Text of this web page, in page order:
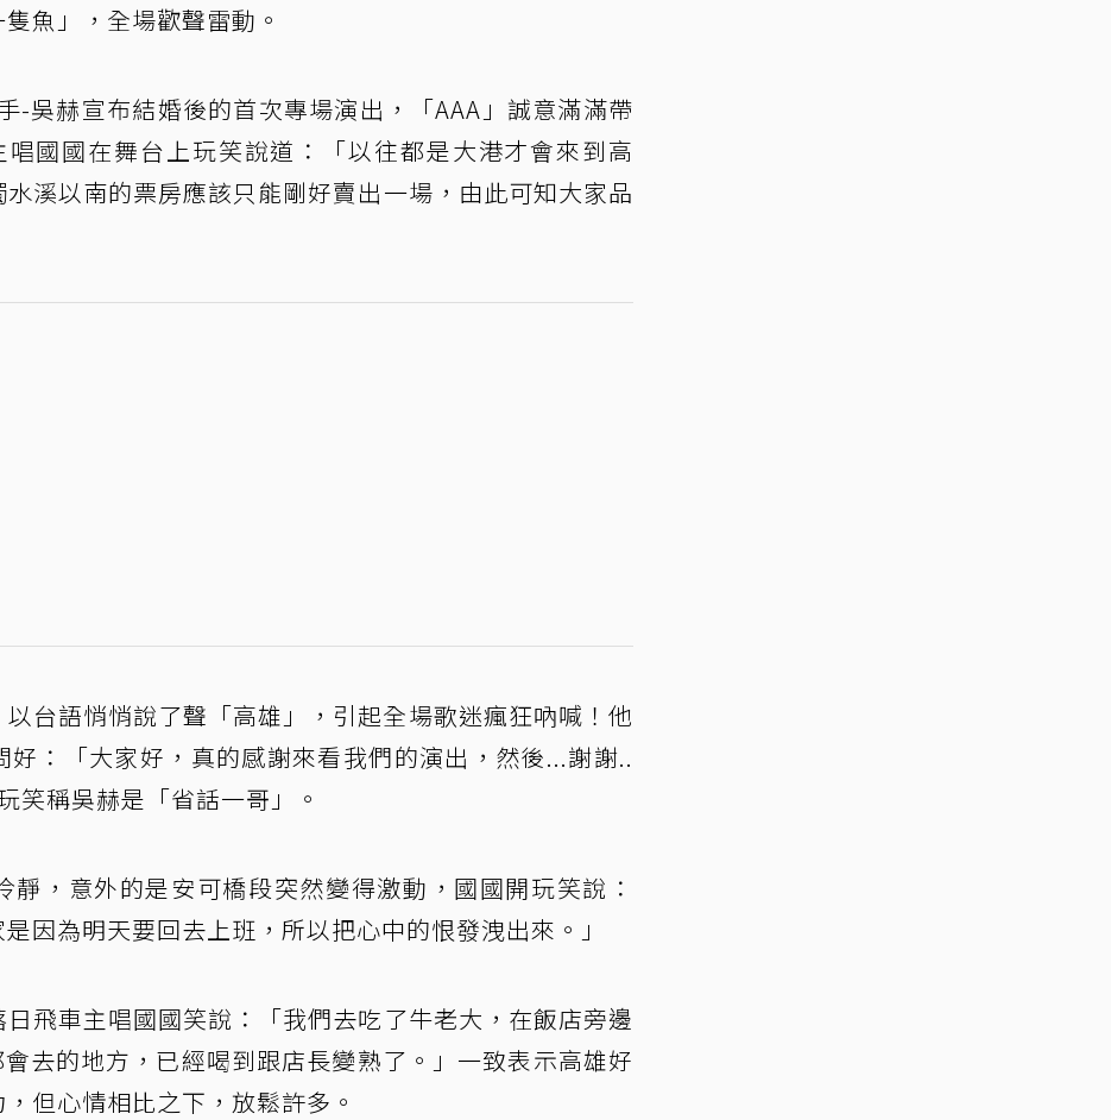
魚」，全場歡聲雷動。
-吳赫宣布結婚後的首次專場演出，「AAA」誠意滿滿帶
國國在舞台上玩笑說道：「以往都是大港才會來到高
溪以南的票房應該只能剛好賣出一場，由此可知大家品
台語悄悄說了聲「高雄」，引起全場歌迷瘋狂吶喊！他
：「大家好，真的感謝來看我們的演出，然後...謝謝..
笑稱吳赫是「省話一哥」。
，意外的是安可橋段突然變得激動，國國開玩笑說：
因為明天要回去上班，所以把心中的恨發洩出來。」
飛車主唱國國笑說：「我們去吃了牛老大，在飯店旁邊
去的地方，已經喝到跟店長變熟了。」一致表示高雄好
但心情相比之下，放鬆許多。